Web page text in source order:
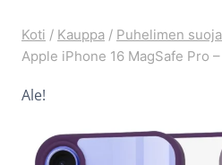
Koti / Kauppa / Puhelimen
Apple iPhone 16 MagSafe Pro
Ale!